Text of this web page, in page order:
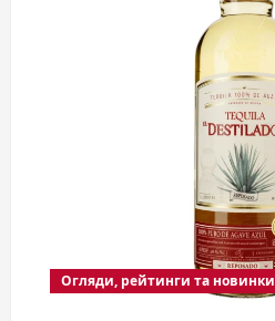
Огляди, рейтинги та новинки